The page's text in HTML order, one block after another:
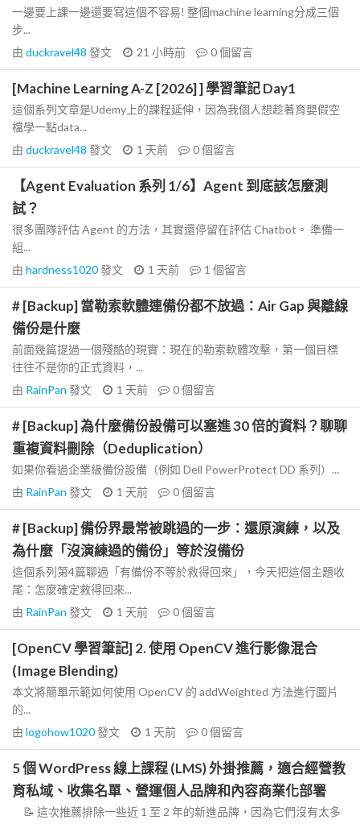
一邊要上課一邊還要寫這個不容易! 整個machine learning分成三個
步...
由 duckravel48 發文 21 小時前 0個留言
[Machine Learning A-Z [2026] ] 學習筆記 Day1
這個系列文章是Udemy上的課程延伸，因為我個人想趁著育嬰假空
檔學一點data...
由 duckravel48 發文 1 天前 0個留言
【Agent Evaluation 系列 1/6】Agent 到底該怎麼測
試？
很多團隊評估 Agent 的方法，其實還停留在評估 Chatbot。 準備一
組...
由 hardness1020發文 1 天前 1 個留言
# [Backup] 當勒索軟體連備份都不放過：Air Gap 與離線
備份是什麼
前面幾篇提過一個殘酷的現實：現在的勒索軟體攻擊，第一個目標
往往不是你的正式資料，...
由 RainPan 發文 1 天前 0個留言
# [Backup] 為什麼備份設備可以塞進 30 倍的資料？聊聊
重複資料刪除（Deduplication）
如果你看過企業級備份設備（例如 Dell PowerProtect DD 系列）...
由 RainPan 發文 1 天前 0個留言
# [Backup] 備份界最常被跳過的一步：還原演練，以及
為什麼「沒演練過的備份」等於沒備份
這個系列第4篇聊過「有備份不等於救得回來」，今天把這個主題收
尾：怎麼確定救得回來...
由 RainPan 發文 1 天前 0個留言
[OpenCV 學習筆記] 2. 使用 OpenCV 進行影像混合
(Image Blending)
本文將簡單示範如何使用 OpenCV 的 addWeighted 方法進行圖片
的...
由 logohow1020發文 1 天前 0個留言
5 個 WordPress 線上課程 (LMS) 外掛推薦，適合經營教
育私域、收集名單、營運個人品牌和內容商業化部署
📝 這次推薦排除一些近 1 至 2 年的新進品牌，因為它們沒有太多